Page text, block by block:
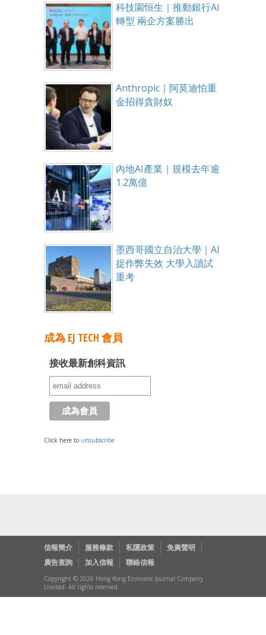
科技園恒生｜推動銀行AI
轉型 兩企方案勝出
Anthropic｜阿莫迪怕重
金招得貪財奴
內地AI產業｜規模去年逾
1.2萬億
墨西哥國立自治大學｜AI
捉作弊失效 大學入讀試
重考
成為 EJ TECH 會員
接收最新創科資訊
Click here to unsubscribe
信報簡介 服務條款 私隱政策
免責聲明
廣告查詢
加入信報 聯絡信報
Copyright © 2026 Hong Kong Economic Journal Company
Limited. All rights reserved.